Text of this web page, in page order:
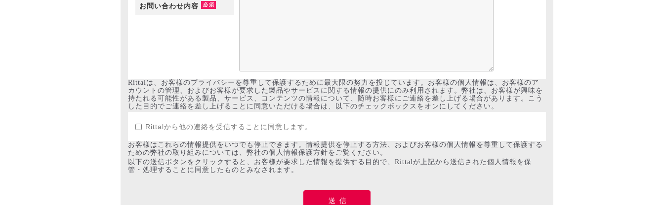
お問い合わせ内容
Rittalは、お客様のプライバシーを尊重して保護するために最大限の努力を投じています。お客様の個人情報は、お客様のア
カウントの管理、およびお客様が要求した製品やサービスに関する情報の提供にのみ利用されます。弊社は、お客様が興味を
持たれる可能性がある製品、サービス、コンテンツの情報について、随時お客様にご連絡を差し上げる場合があります。こう
した目的でご連絡を差し上げることに同意いただける場合は、以下のチェックボックスをオンにしてください。
Rittalから他の連絡を受信することに同意します。
お客様はこれらの情報提供をいつでも停止できます。情報提供を停止する方法、およびお客様の個人情報を尊重して保護する
ための弊社の取り組みについては、弊社の個人情報保護方針をご覧ください。
以下の送信ボタンをクリックすると、お客様が要求した情報を提供する目的で、Rittalが上記から送信された個人情報を保
管・処理することに同意したものとみなされます。